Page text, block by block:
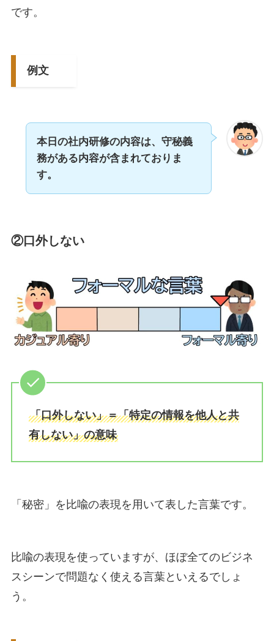
です。
例文
本日の社内研修の内容は、守秘義
務がある内容が含まれておりま
す。
②口外しない
「口外しない」＝「特定の情報を他人と共
有しない」の意味
「秘密」を比喩の表現を用いて表した言葉です。
比喩の表現を使っていますが、ほぼ全てのビジネ
スシーンで問題なく使える言葉といえるでしょ
う。